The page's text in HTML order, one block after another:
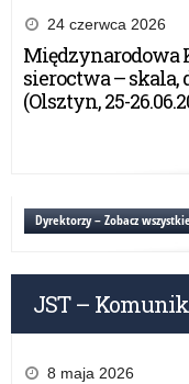
24 czerwca 2026
Międzynarodowa
sieroctwa – skala,
(Olsztyn, 25-
Dyrektorzy – Zobacz
JST –
8 maja 2026